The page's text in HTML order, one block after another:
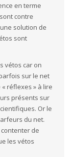
en terme
contre
solution de
sont
vétos car on
sur le net
réflexes » à lire
présents sur
Or le
du net.
contenter de
les vétos